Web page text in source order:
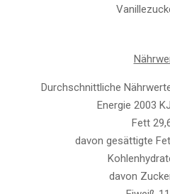
Durchschnittliche
Energie 2003
Fett
davon gesättigte
davon